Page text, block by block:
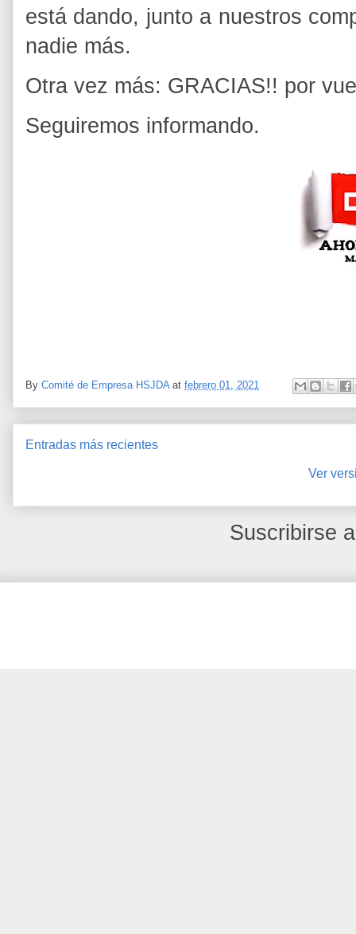
está dando, junto a nuestros
nadie más.
Otra vez más: GRACIAS!! por
Seguiremos informando.
By Comité de Empresa HSJDA at febrero 01, 2021
Entradas más recientes
Ver
Suscribirse